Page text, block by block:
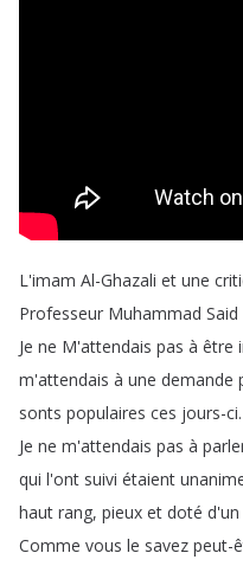
L'imam Al-Ghazali et une
Professeur Muhammad Said
Je ne M'attendais pas à être
m'attendais à une demande
sonts populaires ces jours-ci.
Je ne m'attendais pas à
qui l'ont suivi étaient
haut rang, pieux et doté d'un
Comme vous le savez peut-